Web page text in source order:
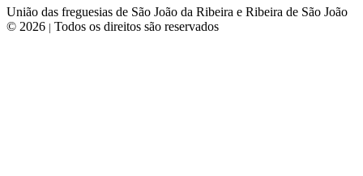
União das freguesias de São João da Ribeira e Ribeira de São João
© 2026 | Todos os direitos são reservados